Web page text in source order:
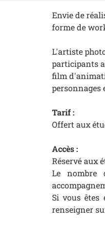
Envie de
forme de
L'artiste
participants
film
personnages
Tarif :
Offert aux
Accès :
Réservé aux
Le nombre
Si vous êtes
renseigner